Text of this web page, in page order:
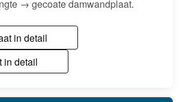
→ gecoate damwandplaat.
in detail
in detail